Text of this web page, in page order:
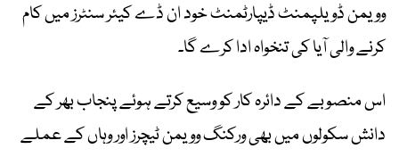
وویمن ڈویلپمنٹ ڈیپارٹمنٹ خود ان ڈے کیئر سنٹرز میں کام
کرنے والی آیا کی تنخواہ ادا کرے گا۔
اس منصوبے کے دائرہ کار کو وسیع کرتے ہوئے پنجاب بھر کے
دانش سکولوں میں بھی ورکنگ وویمن ٹیچرز اور وہاں کے عملے